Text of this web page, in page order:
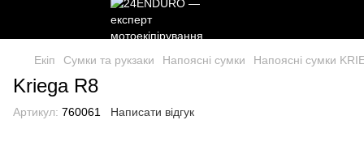
Екіп Сумки та рукзаки Напоясні сумки Напоясні сумки
Kriega R8
Артикул: 760061 Написати відгук